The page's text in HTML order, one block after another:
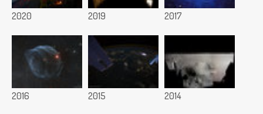
2020 2019 2017
2016 2015 2014